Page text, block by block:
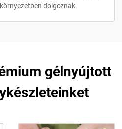
dolgoznak.
gélnyújtott